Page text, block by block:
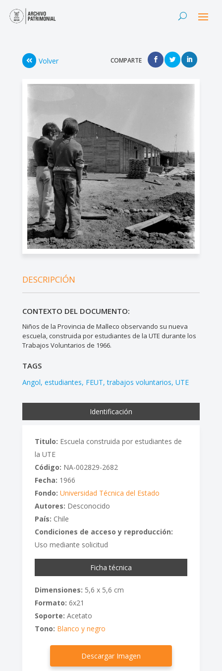
Volver COMPARTE
DESCRIPCIÓN
CONTEXTO DEL DOCUMENTO:
Niños de la Provincia de Malleco observando su nueva
escuela, construida por estudiantes de la UTE durante los
Trabajos Voluntarios de 1966.
TAGS
Angol estudiantes FEUT trabajos voluntarios UTE
Identificación
Titulo: Escuela construida por estudiantes de
la UTE
Código: NA-002829-2682
Fecha: 1966
Fondo: Universidad Técnica del Estado
Autores: Desconocido
País: Chile
Condiciones de acceso y reproducción:
Uso mediante solicitud
Ficha técnica
Dimensiones: 5,6 x 5,6 cm
Formato: 6x21
Soporte: Acetato
Tono: Blanco y negro
Descargar Imagen